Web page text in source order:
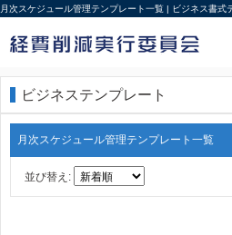
月次スケジュール管理テンプレート一覧 | ビジネス書式
ビジネステンプレート
月次スケジュール管理テンプレート一覧
並び替え: